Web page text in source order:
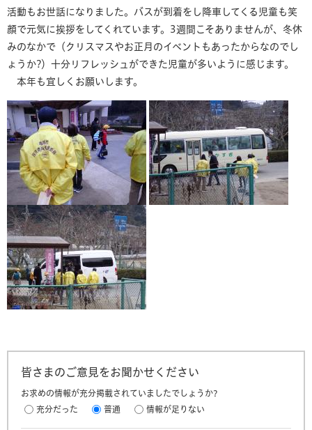
活動もお世話になりました。バスが到着をし降車してくる児童も笑
顔で元気に挨拶をしてくれています。3週間こそありませんが、冬休
みのなかで（クリスマスやお正月のイベントもあったからなのでし
ょうか?）十分リフレッシュができた児童が多いように感じます。
本年も宜しくお願いします。
皆さまのご意見をお聞かせください
お求めの情報が充分掲載されていましたでしょうか?
充分だった
普通 情報が足りない